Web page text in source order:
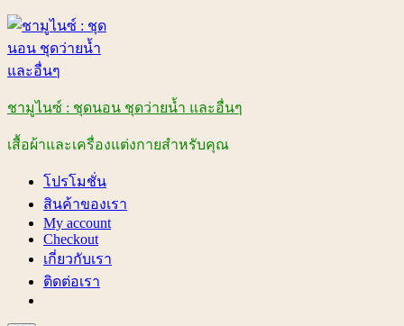
Skip
content
ชามูไนซ์ : ชุดนอน ชุดว่ายน้ำ และอื่นๆ
เสื้อผ้าและเครื่องแต่งกายสำหรับคุณ
โปรโมชั่น
สินค้าของเรา
My account
Checkout
เกี่ยวกับเรา
ติดต่อเรา